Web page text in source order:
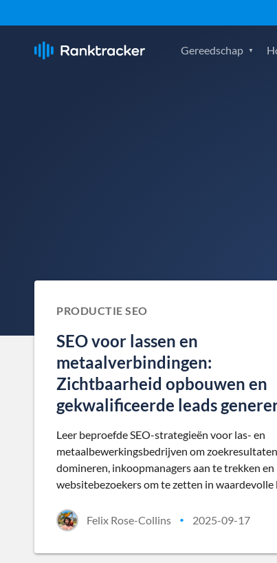
Gereedschap
PRODUCTIE SEO
SEO voor lassen en
metaalverbindingen:
Zichtbaarheid opbouwen en
gekwalificeerde leads
Leer beproefde SEO-strategieën voor las- en
metaalbewerkingsbedrijven om
domineren, inkoopmanagers aan te trekken en
websitebezoekers om te zetten in waardevolle
Felix Rose-Collins • 2025-09-17